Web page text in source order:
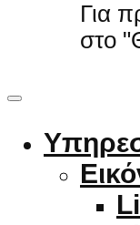
Για
στο